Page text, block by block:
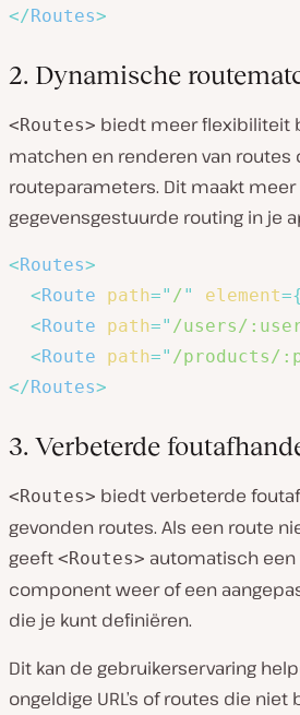
</Routes>
2. Dynamische
<Routes> biedt meer flexibiliteit
matchen en renderen van routes
routeparameters. Dit maakt
gegevensgestuurde routing in je
<Routes>
<Route path=" /" element={
<Route path=" /users/
<Route path=" /products/
</Routes>
3. Verbeterde
<Routes> biedt verbeterde
gevonden routes. Als een route
geeft <Routes> automatisch een
component weer of een
die je kunt definiëren.
Dit kan de gebruikerservaring
ongeldige URL’s of routes die niet